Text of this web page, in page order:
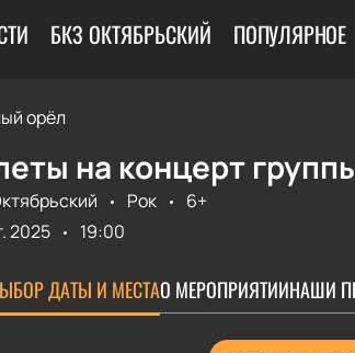
БКЗ ОКТЯБРЬСКИЙ ПОПУЛЯРНОЕ
орёл
на концерт
Рок
6+
2025
19:00
ДАТЫ И МЕСТАО МЕРОПРИЯТИИНАШИ